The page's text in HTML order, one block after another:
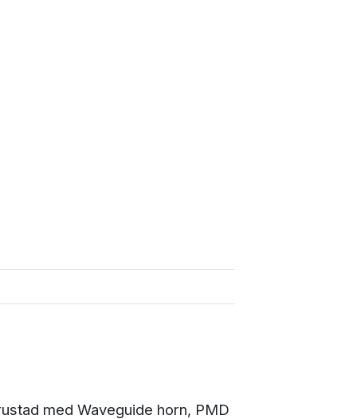
med Waveguide horn, PMD